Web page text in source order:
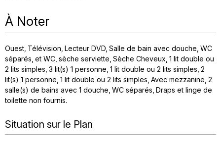
À Noter
Ouest Télévision Lecteur DVD Salle de bain avec douche WC
séparés et WC sèche serviette Sèche Cheveux 1 lit double ou
2 lits simples 3 lit(s) 1 personne 1 lit double ou 2 lits simples 2
lit(s) 1 personne 1 lit double ou 2 lits simples Avec mezzanine 2
salle(s) de bains avec 1 douche WC séparés Draps et linge de
toilette non fournis
Situation sur le Plan